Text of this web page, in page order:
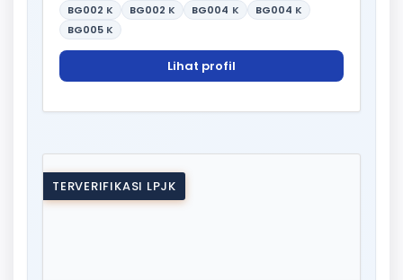
BG002 K BG002 K BG004 K BG004 K
BG005 K
Lihat profil
TERVERIFIKASI LPJK